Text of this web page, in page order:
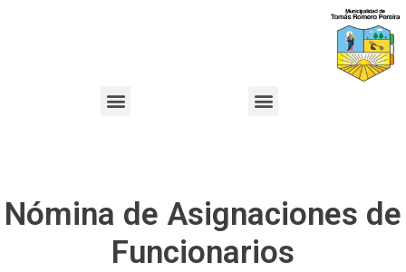
Nómina de Asignaciones de
Funcionarios